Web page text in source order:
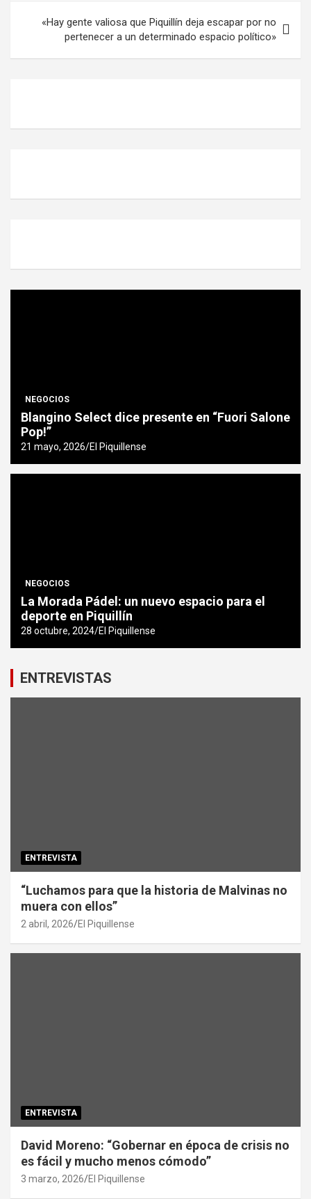
«Hay gente valiosa que Piquillín deja escapar por no
pertenecer a un determinado espacio político»
NEGOCIOS
Blangino Select dice presente en “Fuori Salone
Pop!”
21 mayo, 2026 El Piquillense
NEGOCIOS
La Morada Pádel: un nuevo espacio para el
deporte en Piquillín
28 octubre, 2024 El Piquillense
ENTREVISTAS
ENTREVISTA
“Luchamos para que la historia de Malvinas no
muera con ellos”
2 abril, 2026 El Piquillense
ENTREVISTA
David Moreno: “Gobernar en época de crisis no
es fácil y mucho menos cómodo”
3 marzo, 2026 El Piquillense